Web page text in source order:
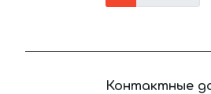
Контактные